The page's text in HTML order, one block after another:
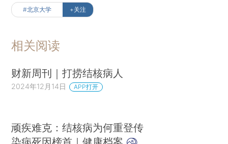
#北京大学 +关注
相关阅读
财新周刊｜打捞结核病人
2024年12月14日 APP打开
顽疾难克：结核病为何重登传